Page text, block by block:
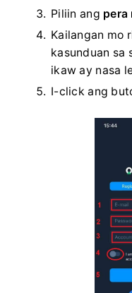
Piliin ang pera
Kailangan mo
kasunduan sa
ikaw ay nasa
I-click ang